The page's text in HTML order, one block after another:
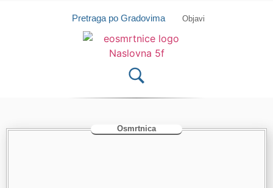
Isprobajte našu Android i IOS aplikaciju
Pretraga po Gradovima Objavi
Osmrtnica